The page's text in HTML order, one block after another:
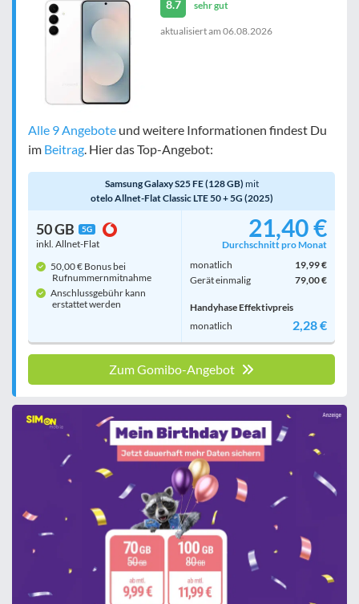
8.7 sehr gut
aktualisiert am 06.08.2026
Alle 9 Angebote und weitere Informationen findest Du
im Beitrag. Hier das Top-Angebot:
Samsung Galaxy S25 FE (128 GB) mit
otelo Allnet-Flat Classic LTE 50 + 5G (2025)
50 GB 5G
inkl. Allnet-Flat
50,00 € Bonus bei
Rufnummern­mitnahme
Anschlussgebühr kann
erstattet werden
21,40 €
Durchschnitt pro Monat
monatlich
19,99 €
Gerät einmalig
79,00 €
Handyhase Effektivpreis
monatlich
2,28 €
Zum Gomibo-Angebot